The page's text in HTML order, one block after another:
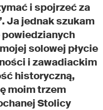
i spojrzeć za
Ja jednak szukam
solowej płycie
i zawadiackim
historyczną,
moim trzem
Stolicy